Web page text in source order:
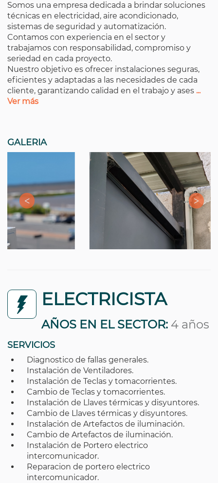
Somos una empresa dedicada a brindar soluciones
técnicas en electricidad, aire acondicionado,
sistemas de seguridad y automatización.
Contamos con experiencia en el sector y
trabajamos con responsabilidad, compromiso y
seriedad en cada proyecto.
Nuestro objetivo es ofrecer instalaciones seguras,
eficientes y adaptadas a las necesidades de cada
cliente, garantizando calidad en el trabajo y ases ...
Ver más
GALERIA
ELECTRICISTA
AÑOS EN EL SECTOR: 4 años
SERVICIOS
Diagnostico de fallas generales.
Instalación de Ventiladores.
Instalación de Teclas y tomacorrientes.
Cambio de Teclas y tomacorrientes.
Instalación de Llaves térmicas y disyuntores.
Cambio de Llaves térmicas y disyuntores.
Instalación de Artefactos de iluminación.
Cambio de Artefactos de iluminación.
Instalación de Portero electrico
intercomunicador.
Reparacion de portero electrico
intercomunicador.